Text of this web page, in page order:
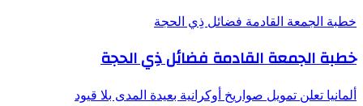
خطبة الجمعة القادمة فضائل ذِي الحجة
خطبة الجمعة القادمة فضائل ذِي الحجة
ألمانيا تعلن تمويل صواريخ أوكرانية بعيدة المدى بلا قيود